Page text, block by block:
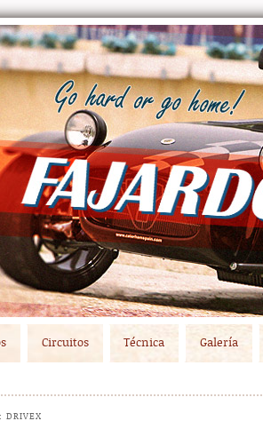
Circuitos Técnica Galería
DRIVEX